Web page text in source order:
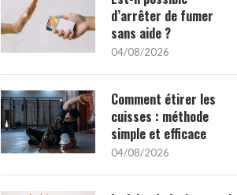
d’arrêter de fumer
sans aide ?
04/08/2026
Comment étirer les
cuisses : méthode
simple et efficace
04/08/2026